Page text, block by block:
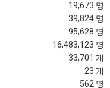
19,673 명
39,824 명
95,628 명
16,483,123 명
33,701 개
23 개
562 명